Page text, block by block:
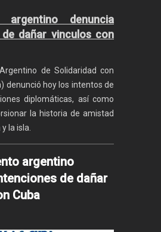
argentino denuncia
dañar vinculos con
de Solidaridad con
denunció hoy los intentos de
diplomáticas, así como
la historia de amistad
la isla.
argentino
de dañar
Cuba